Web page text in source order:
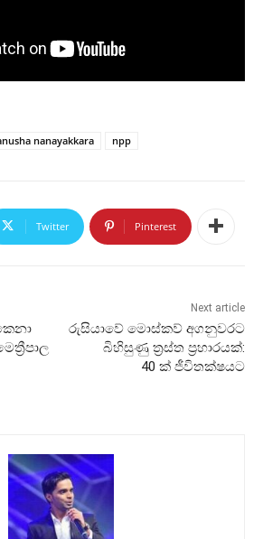
nanayakkara npp
Twitter Pinterest
Next article
රුසියාවේ මොස්කව් අගනුවරට
බිහිසුණු ත්‍රස්ත ප්‍රහාරයක්:
40 ක් ජීවිතක්ෂයට